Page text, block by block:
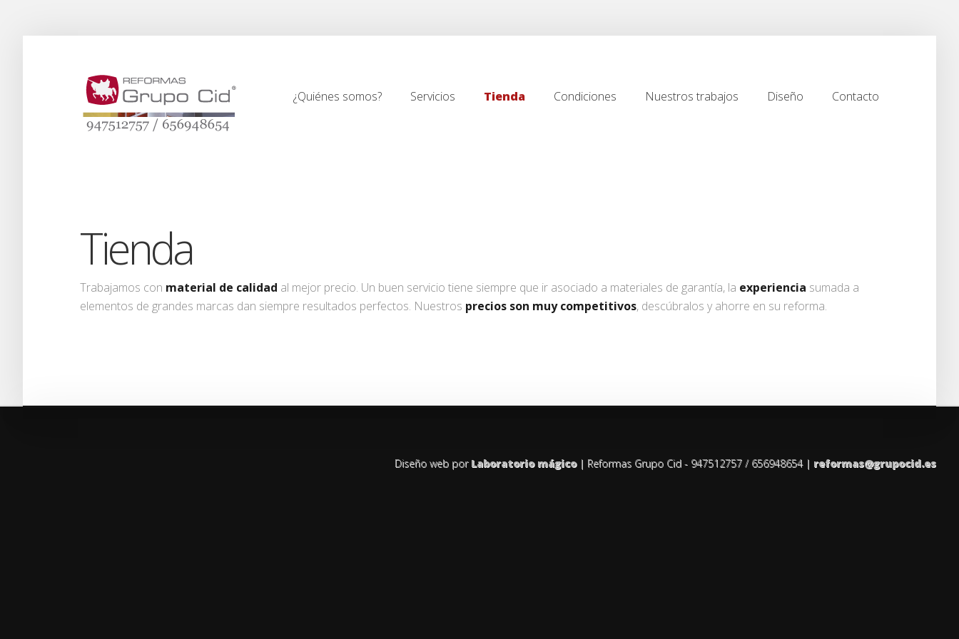
¿Quiénes somos?
Servicios
Tienda
Condiciones
Nuestros trabajos
Diseño
Contacto
Tienda
Trabajamos con material de calidad al mejor precio. Un buen servicio tiene siempre que ir asociado a materiales de garantía, la experiencia sumada a
elementos de grandes marcas dan siempre resultados perfectos. Nuestros precios son muy competitivos, descúbralos y ahorre en su reforma.
Diseño web por Laboratorio mágico| Reformas Grupo Cid - 947512757 / 656948654 | reformas@grupocid.es